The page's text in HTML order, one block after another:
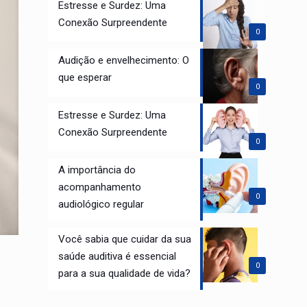
0
Estresse e Surdez: Uma
Conexão Surpreendente
0
Audição e envelhecimento: O
que esperar
0
Estresse e Surdez: Uma
Conexão Surpreendente
0
A importância do
acompanhamento
audiológico regular
0
Você sabia que cuidar da sua
saúde auditiva é essencial
para a sua qualidade de vida?